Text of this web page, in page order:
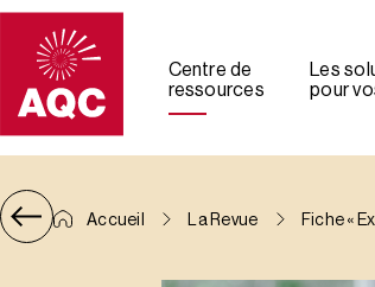
Panneau de gestion des cookies
Centre de
ressources
Les
pour
Accueil La Revue Fiche «